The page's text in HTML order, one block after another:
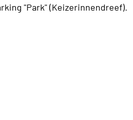
"Park" (Keizerinnendreef).